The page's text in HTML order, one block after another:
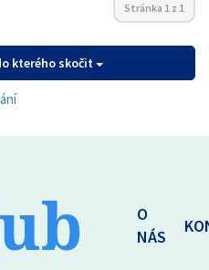
Stránka 1 z 1
kterého skočit
O
NÁS